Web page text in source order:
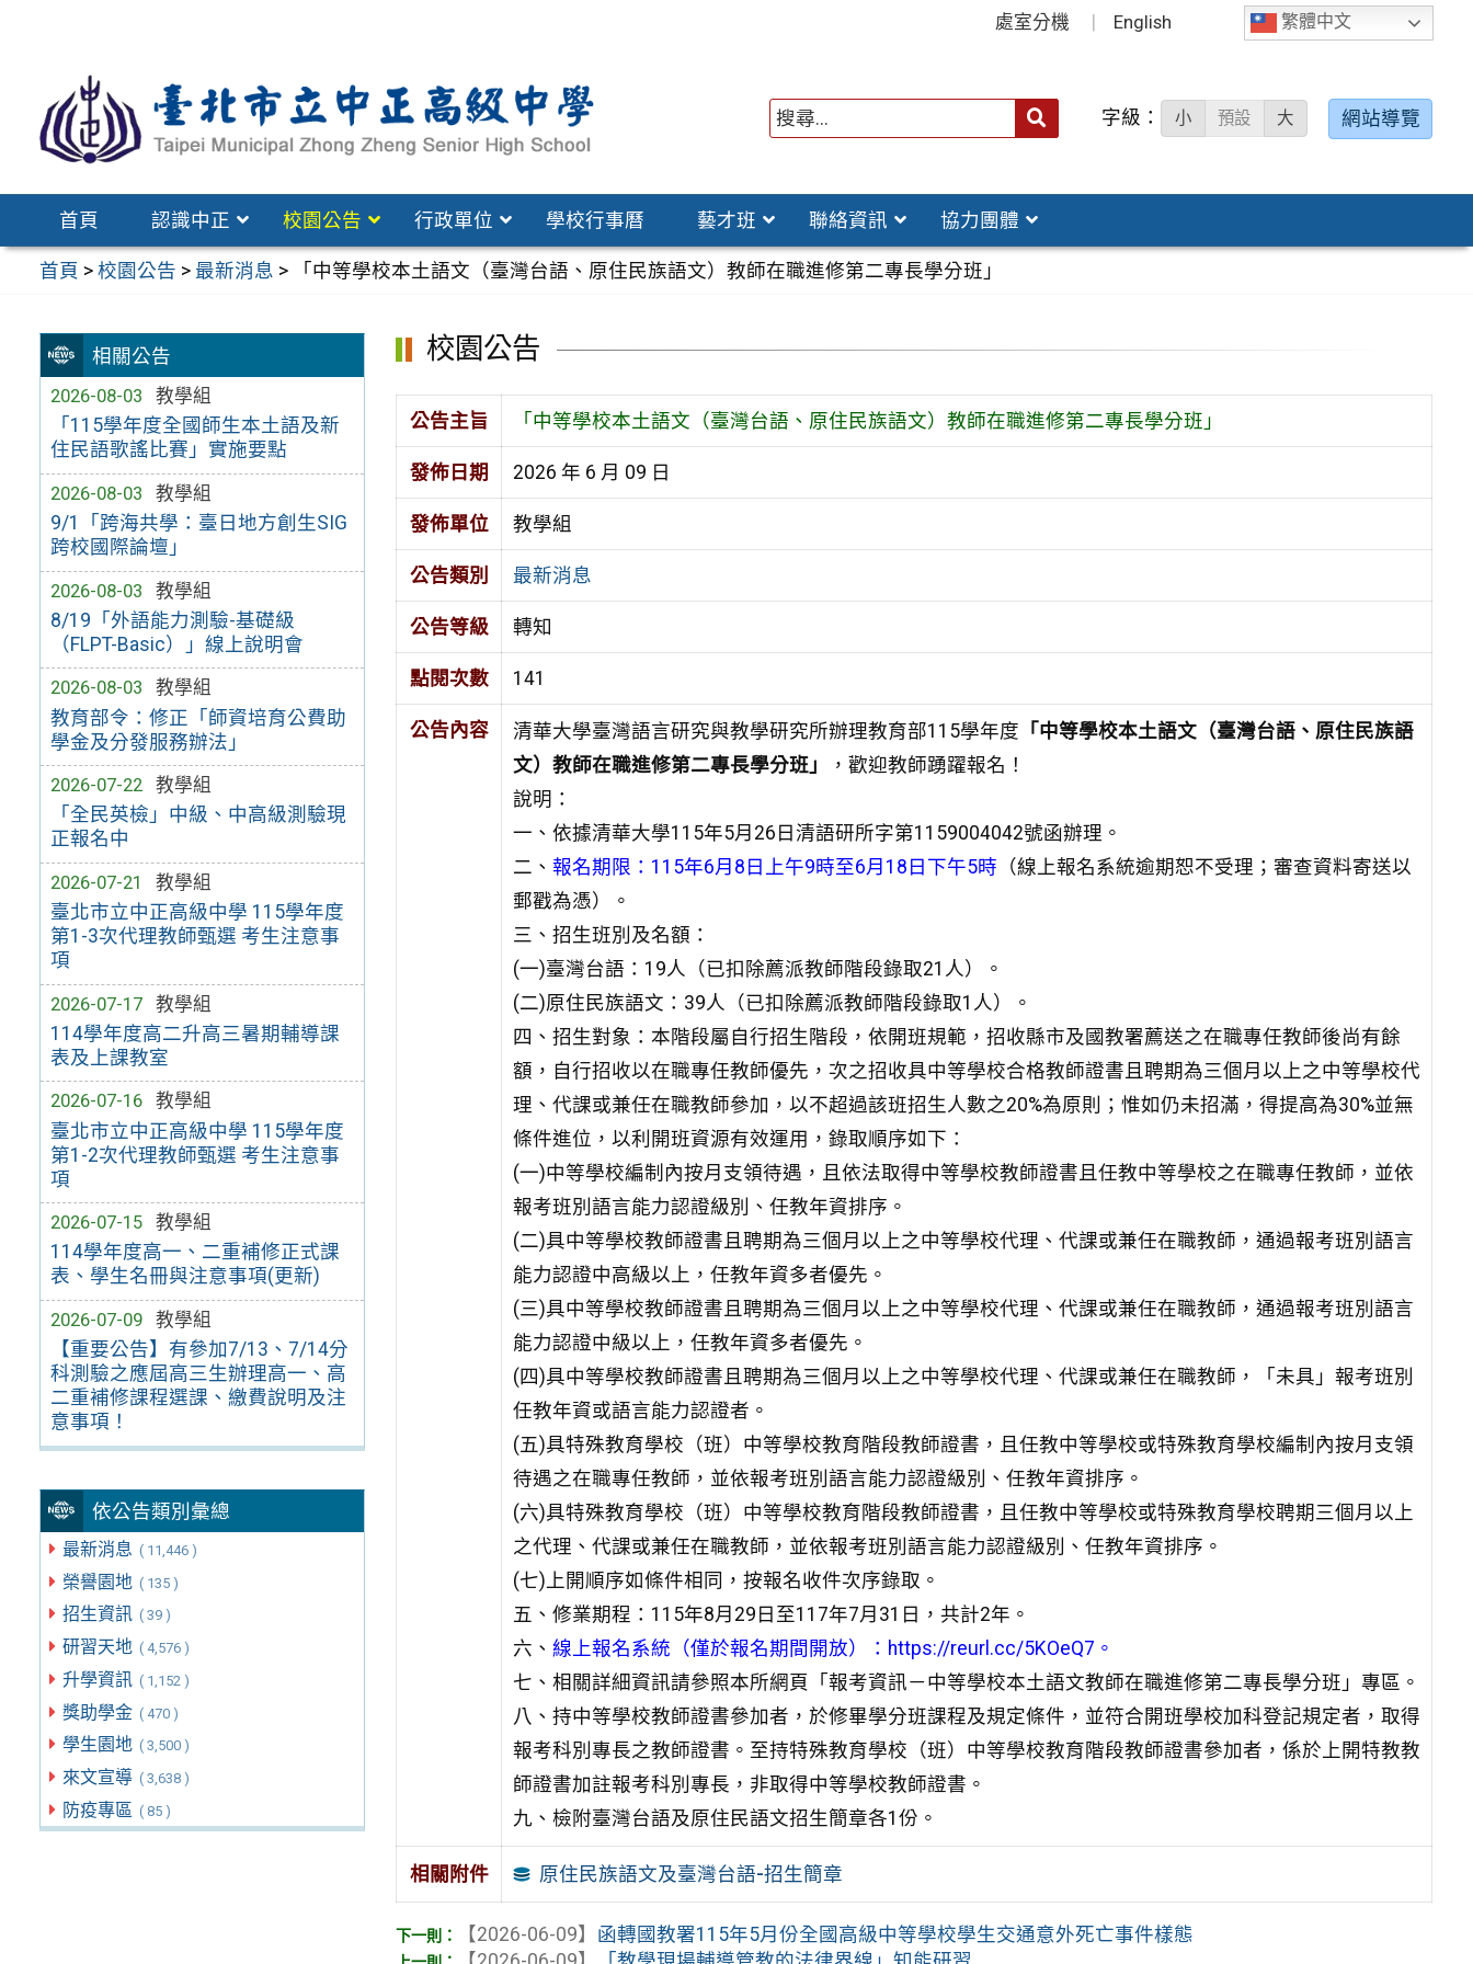
區
繁體中文
處室分機 English
字級： 小 預設 大 網站導覽
首頁 認識中正 校園公告 行政單位 學校行事曆 藝才班 聯絡資訊 協力團體
首頁 >校園公告 > 最新消息 > 「中等學校本土語文（臺灣台語、原住民族語文）教師在職進修第二專長學分班」
相關公告
2026-08-03
教學組
「115學年度全國師生本土語及新
住民語歌謠比賽」實施要點
2026-08-03
教學組
9/1「跨海共學：臺日地方創生SIG
跨校國際論壇」
2026-08-03
教學組
8/19「外語能力測驗-基礎級
（FLPT-Basic）」線上說明會
2026-08-03
教學組
教育部令：修正「師資培育公費助
學金及分發服務辦法」
2026-07-22
教學組
「全民英檢」中級、中高級測驗現
正報名中
2026-07-21
教學組
臺北市立中正高級中學 115學年度
第1-3次代理教師甄選 考生注意事
項
2026-07-17
教學組
114學年度高二升高三暑期輔導課
表及上課教室
2026-07-16
教學組
臺北市立中正高級中學 115學年度
第1-2次代理教師甄選 考生注意事
項
2026-07-15
教學組
114學年度高一、二重補修正式課
表、學生名冊與注意事項(更新)
2026-07-09
教學組
【重要公告】有參加7/13、7/14分
科測驗之應屆高三生辦理高一、高
二重補修課程選課、繳費說明及注
意事項！
依公告類別彙總
最新消息 ( 11,446 )
榮譽園地 ( 135 )
招生資訊 ( 39 )
研習天地 ( 4,576 )
升學資訊 ( 1,152 )
獎助學金 ( 470 )
學生園地 ( 3,500 )
來文宣導 ( 3,638 )
防疫專區 ( 85 )
校園公告
公告主旨 「中等學校本土語文（臺灣台語、原住民族語文）教師在職進修第二專長學分班」
發佈日期 2026 年 6 月 09 日
發佈單位 教學組
公告類別 最新消息
公告等級 轉知
點閱次數 141
公告內容 清華大學臺灣語言研究與教學研究所辦理教育部115學年度 「中等學校本土語文（臺灣台語、原住民族語
文）教師在職進修第二專長學分班」
，歡迎教師踴躍報名！
說明：
一、依據清華大學115年5月26日清語研所字第1159004042號函辦理。
二、 報名期限：115年6月8日上午9時至6月18日下午5時 （線上報名系統逾期恕不受理；審查資料寄送以
郵戳為憑）。
三、招生班別及名額：
(一)臺灣台語：19人（已扣除薦派教師階段錄取21人）。
(二)原住民族語文：39人（已扣除薦派教師階段錄取1人）。
四、招生對象：本階段屬自行招生階段，依開班規範，招收縣市及國教署薦送之在職專任教師後尚有餘
額，自行招收以在職專任教師優先，次之招收具中等學校合格教師證書且聘期為三個月以上之中等學校代
理、代課或兼任在職教師參加，以不超過該班招生人數之20%為原則；惟如仍未招滿，得提高為30%並無
條件進位，以利開班資源有效運用，錄取順序如下：
(一)中等學校編制內按月支領待遇，且依法取得中等學校教師證書且任教中等學校之在職專任教師，並依
報考班別語言能力認證級別、任教年資排序。
(二)具中等學校教師證書且聘期為三個月以上之中等學校代理、代課或兼任在職教師，通過報考班別語言
能力認證中高級以上，任教年資多者優先。
(三)具中等學校教師證書且聘期為三個月以上之中等學校代理、代課或兼任在職教師，通過報考班別語言
能力認證中級以上，任教年資多者優先。
(四)具中等學校教師證書且聘期為三個月以上之中等學校代理、代課或兼任在職教師，「未具」報考班別
任教年資或語言能力認證者。
(五)具特殊教育學校（班）中等學校教育階段教師證書，且任教中等學校或特殊教育學校編制內按月支領
待遇之在職專任教師，並依報考班別語言能力認證級別、任教年資排序。
(六)具特殊教育學校（班）中等學校教育階段教師證書，且任教中等學校或特殊教育學校聘期三個月以上
之代理、代課或兼任在職教師，並依報考班別語言能力認證級別、任教年資排序。
(七)上開順序如條件相同，按報名收件次序錄取。
五、修業期程：115年8月29日至117年7月31日，共計2年。
六、 線上報名系統（僅於報名期間開放）： https://reurl.cc/5KOeQ7 。
七、相關詳細資訊請參照本所網頁「報考資訊－中等學校本土語文教師在職進修第二專長學分班」專區。
八、持中等學校教師證書參加者，於修畢學分班課程及規定條件，並符合開班學校加科登記規定者，取得
報考科別專長之教師證書。至持特殊教育學校（班）中等學校教育階段教師證書參加者，係於上開特教教
師證書加註報考科別專長，非取得中等學校教師證書。
九、檢附臺灣台語及原住民語文招生簡章各1份。
相關附件 原住民族語文及臺灣台語-招生簡章
【2026-06-09】 函轉國教署115年5月份全國高級中等學校學生交通意外死亡事件樣態